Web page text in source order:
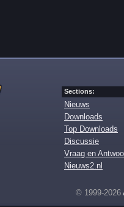
Sections:
Nieuws
Downloads
Top Downloads
Discussie
Vraag en
Nieuws2.nl
© 1999-2026